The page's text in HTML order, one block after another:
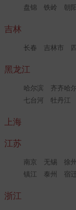
盘锦
铁岭 朝阳
吉林
长春 吉林市
黑龙江
哈尔滨 齐齐哈
七台河
牡丹江
上海
江苏
南京 无锡 徐州
镇江
泰州 宿
浙江